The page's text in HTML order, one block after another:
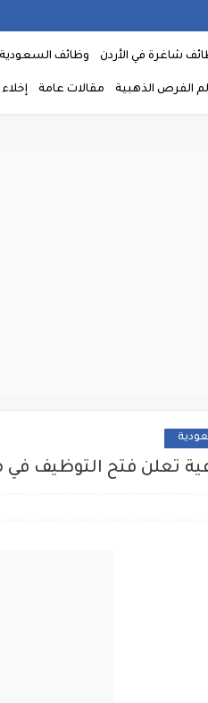
شاغرة في الأردن وظائف السعودية
الفرص الذهبية مقالات عامة
تعلن فتح التوظيف